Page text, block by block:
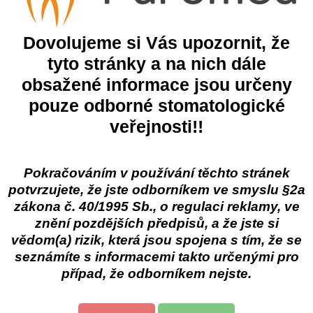
vodního a močového kamene, eliminuje pachy,
bodlinami nahoru
produkt
produkty
47%
Zhermack Zeta 3
Dovolujeme si Vás upozornit, že
tyto stránky a na nich dále
obsažené informace jsou určeny
pouze odborné stomatologické
veřejnosti!!
Pokračováním v používání těchto stránek
potvrzujete, že jste odborníkem ve smyslu §2a
zákona č. 40/1995 Sb., o regulaci reklamy, ve
znění pozdějších předpisů, a že jste si
vědom(a) rizik, která jsou spojena s tím, že se
seznámíte s informacemi takto určenými pro
případ, že odborníkem nejste.